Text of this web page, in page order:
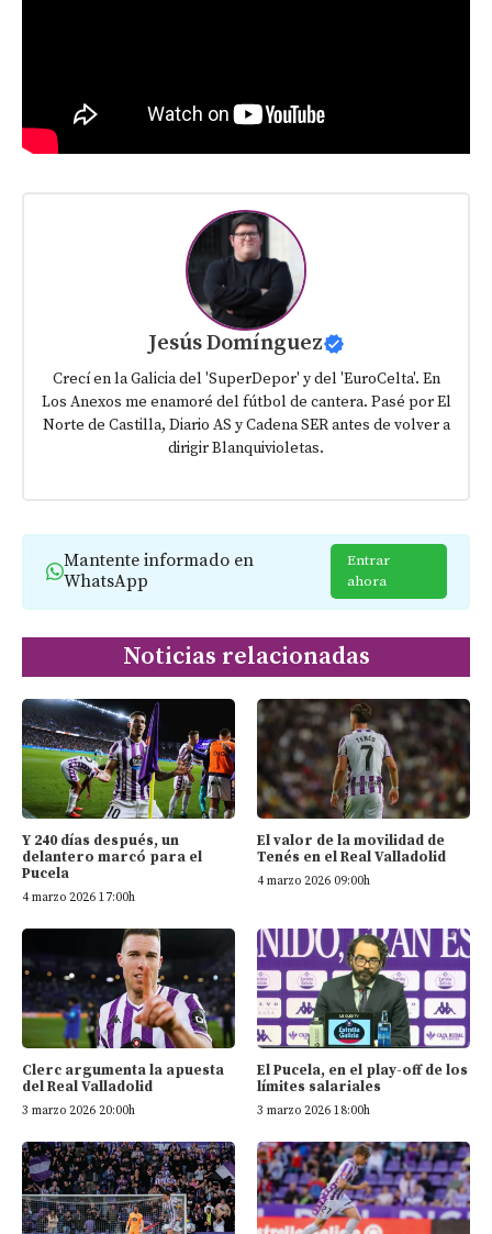
Jesús Domínguez
Crecí en la Galicia del 'SuperDepor' y del 'EuroCelta'. En
Los Anexos me enamoré del fútbol de cantera. Pasé por El
Norte de Castilla, Diario AS y Cadena SER antes de volver a
dirigir Blanquivioletas.
Mantente informado en
WhatsApp
Entrar
ahora
Noticias relacionadas
Y 240 días después, un
delantero marcó para el
Pucela
4 marzo 2026 17:00h
El valor de la movilidad de
Tenés en el Real Valladolid
4 marzo 2026 09:00h
Clerc argumenta la apuesta
del Real Valladolid
3 marzo 2026 20:00h
El Pucela, en el play-off de los
límites salariales
3 marzo 2026 18:00h